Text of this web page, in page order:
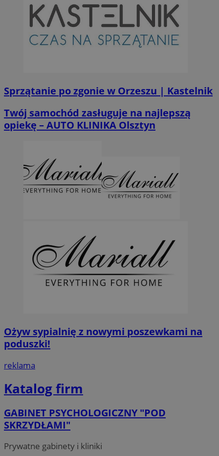
Sprzątanie po zgonie w Orzeszu | Kastelnik
Twój samochód zasługuje na najlepszą
opiekę – AUTO KLINIKA Olsztyn
Ożyw sypialnię z nowymi poszewkami na
poduszki!
reklama
Katalog firm
GABINET PSYCHOLOGICZNY "POD
SKRZYDŁAMI"
Prywatne gabinety i kliniki